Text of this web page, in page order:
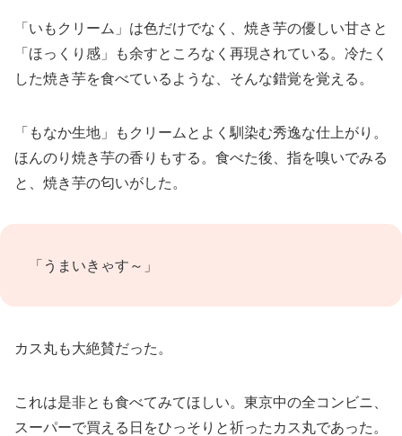
「いもクリーム」は色だけでなく、焼き芋の優しい甘さと
「ほっくり感」も余すところなく再現されている。冷たく
した焼き芋を食べているような、そんな錯覚を覚える。
「もなか生地」もクリームとよく馴染む秀逸な仕上がり。
ほんのり焼き芋の香りもする。食べた後、指を嗅いでみる
と、焼き芋の匂いがした。
「うまいきゃす～」
カス丸も大絶賛だった。
これは是非とも食べてみてほしい。東京中の全コンビニ、
スーパーで買える日をひっそりと祈ったカス丸であった。